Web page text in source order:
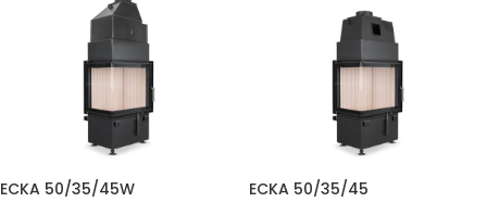
ECKA 50/35/45W ECKA 50/35/45